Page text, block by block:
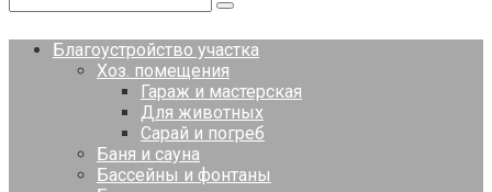
Благоустройство участка
Хоз. помещения
Гараж и мастерская
Для животных
Сарай и погреб
Баня и сауна
Бассейны и фонтаны